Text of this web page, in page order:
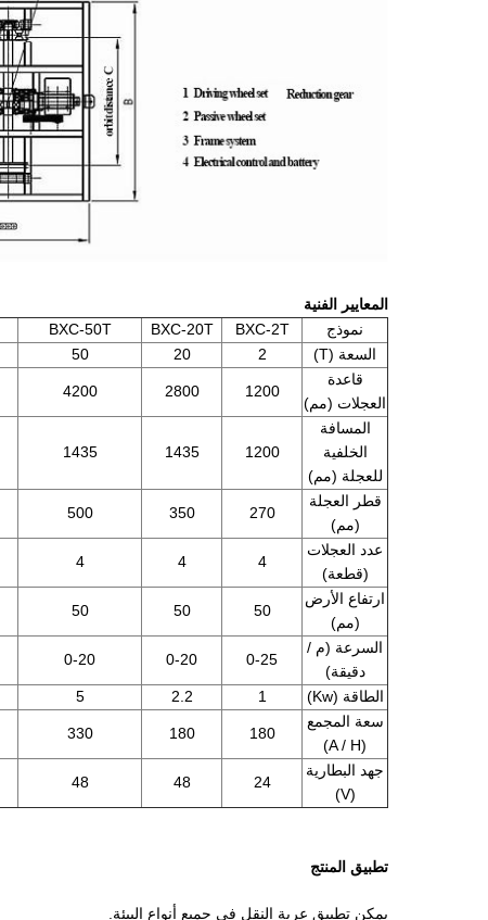
المعايير الفنية
نموذج BXC-2T
BXC-20T
BXC-50T
السعة (T)
2
20
50
قاعدة
العجلات (مم)
1200
2800
4200
المسافة
الخلفية
للعجلة (مم)
1200
1435
1435
قطر العجلة
(مم)
270
350
500
عدد العجلات
(قطعة)
4
4
4
ارتفاع الأرض
(مم)
50
50
50
السرعة (م /
دقيقة)
0-25
0-20
0-20
الطاقة (Kw) 1
2.2
5
سعة المجمع
(A / H)
180
180
330
جهد البطارية
(V)
24
48
48
تطبيق المنتج
يمكن تطبيق عربة النقل في جميع أنواع البيئة.